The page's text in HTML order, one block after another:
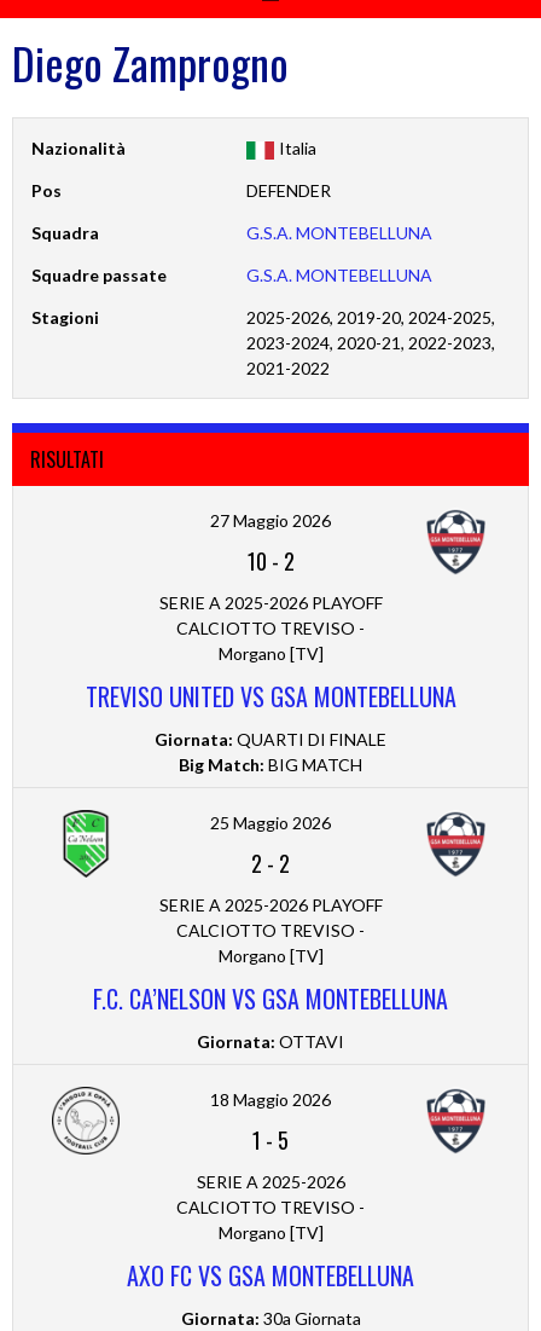
Diego Zamprogno
Nazionalità Italia
Pos DEFENDER
Squadra G.S.A. MONTEBELLUNA
Squadre passate G.S.A. MONTEBELLUNA
Stagioni
2025-2026, 2019-20, 2024-2025,
2023-2024, 2020-21, 2022-2023,
2021-2022
RISULTATI
27 Maggio 2026
10 - 2
SERIE A 2025-2026 PLAYOFF
CALCIOTTO TREVISO -
Morgano [TV]
TREVISO UNITED VS GSA MONTEBELLUNA
Giornata: QUARTI DI FINALE
Big Match: BIG MATCH
25 Maggio 2026
2 - 2
SERIE A 2025-2026 PLAYOFF
CALCIOTTO TREVISO -
Morgano [TV]
F.C. CA’NELSON VS GSA MONTEBELLUNA
Giornata: OTTAVI
18 Maggio 2026
1 - 5
SERIE A 2025-2026
CALCIOTTO TREVISO -
Morgano [TV]
AXO FC VS GSA MONTEBELLUNA
Giornata: 30a Giornata